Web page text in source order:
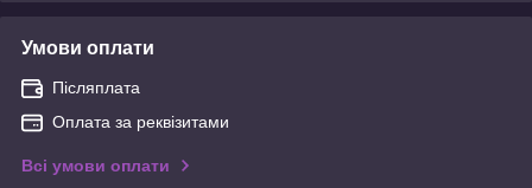
Умови оплати
Післяплата
Оплата за реквізитами
Всі умови оплати